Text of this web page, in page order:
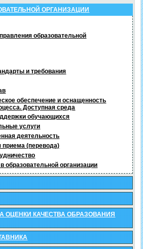
ОРГАНИЗАЦИИ
образовательной
и требования
обеспечение и оснащенность
Доступная среда
обучающихся
услуги
деятельность
приема (перевода)
образовательной организации
ОЦЕНКИ КАЧЕСТВА ОБРАЗОВАНИЯ